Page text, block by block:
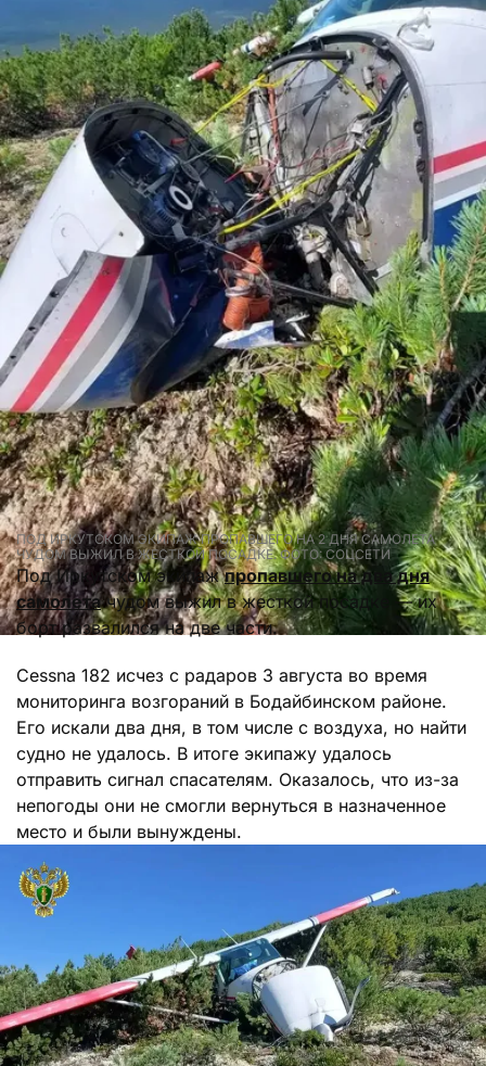
ПОД ИРКУТСКОМ ЭКИПАЖ ПРОПАВШЕГО НА 2 ДНЯ САМОЛЕТА
ЧУДОМ ВЫЖИЛ В ЖЕСТКОЙ ПОСАДКЕ. ФОТО: СОЦСЕТИ
Под Иркутском экипажпропавшего на два дня
самолетачудом выжил в жесткой посадке — их
борт развалился на две части.
Cessna 182 исчез с радаров 3 августа во время
мониторинга возгораний в Бодайбинском районе.
Его искали два дня, в том числе с воздуха, но найти
судно не удалось. В итоге экипажу удалось
отправить сигнал спасателям. Оказалось, что из-за
непогоды они не смогли вернуться в назначенное
место и были вынуждены.